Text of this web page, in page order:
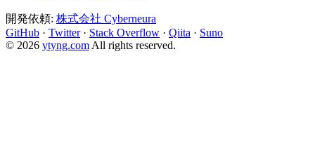
開発依頼: 株式会社 Cyberneura
GitHub · Twitter · Stack Overflow · Qiita · Suno
© 2026 ytyng.com All rights reserved.